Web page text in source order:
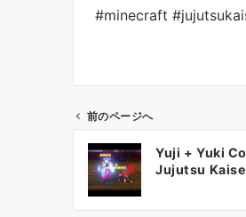
#minecraft
前のページへ
Yuji + Yuki
Jujutsu